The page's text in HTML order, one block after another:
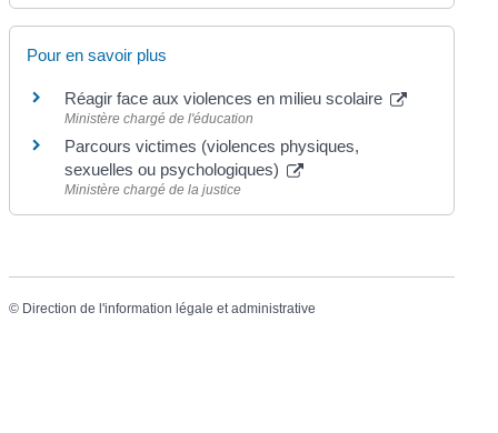
Pour en savoir plus
Réagir face aux violences en milieu scolaire
Ministère chargé de l'éducation
Parcours victimes (violences physiques,
sexuelles ou psychologiques)
Ministère chargé de la justice
© Direction de l'information légale et administrative